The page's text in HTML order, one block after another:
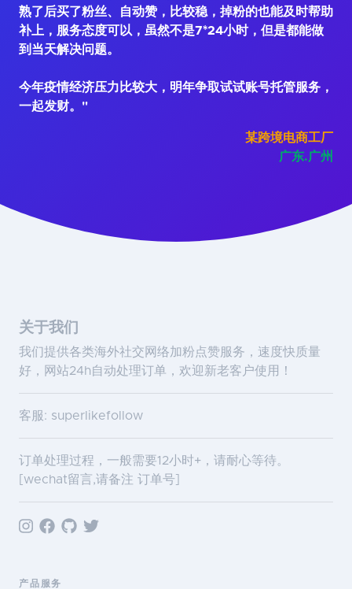
熟了后买了粉丝、自动赞，比较稳，掉粉的也能及时帮助
补上，服务态度可以，虽然不是7*24小时，但是都能做
到当天解决问题。
今年疫情经济压力比较大，明年争取试试账号托管服务，
一起发财。"
某跨境电商工厂
广东.广州
关于我们
我们提供各类海外社交网络加粉点赞服务，速度快质量
好，网站24h自动处理订单，欢迎新老客户使用！
客服: superlikefollow
订单处理过程，一般需要12小时+，请耐心等待。
[wechat留言,请备注 订单号]
产品服务